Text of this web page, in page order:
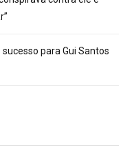
para Gui Santos